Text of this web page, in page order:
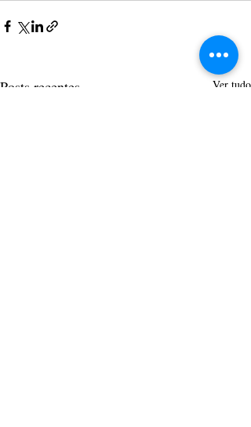
Posts recentes Ver tudo